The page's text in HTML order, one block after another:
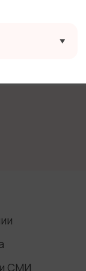
смс и e-mail
СМИ